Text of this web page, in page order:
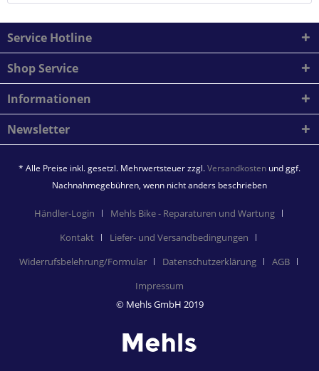
Service Hotline
Shop Service
Informationen
Newsletter
* Alle Preise inkl. gesetzl. Mehrwertsteuer zzgl.Versandkosten und ggf.
Nachnahmegebühren, wenn nicht anders beschrieben
Händler-Login
Mehls Bike - Reparaturen und Wartung
Kontakt
Liefer- und Versandbedingungen
Widerrufsbelehrung/Formular
Datenschutzerklärung
AGB
Impressum
© Mehls GmbH 2019